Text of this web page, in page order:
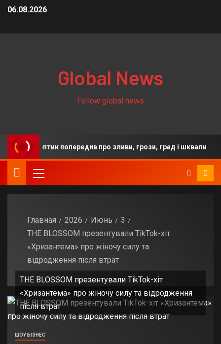
06.08.2026
Global News
Follow global news
синоптик попередив про зливи, грози, град і шквали
Главная 2026 Июнь
3
THE BLOSSOM презентували TikTok-хіт
«Хризантема» про жіночу силу та
відродження після втрат
THE BLOSSOM презентували TikTok-хіт
«Хризантема» про жіночу силу та відродження
після втрат
ШОУ БІЗНЕС